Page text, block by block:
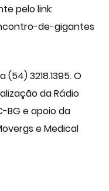
pelo link:
de-gigantes
3218.1395. O
da Rádio
BG e apoio da
e Medical